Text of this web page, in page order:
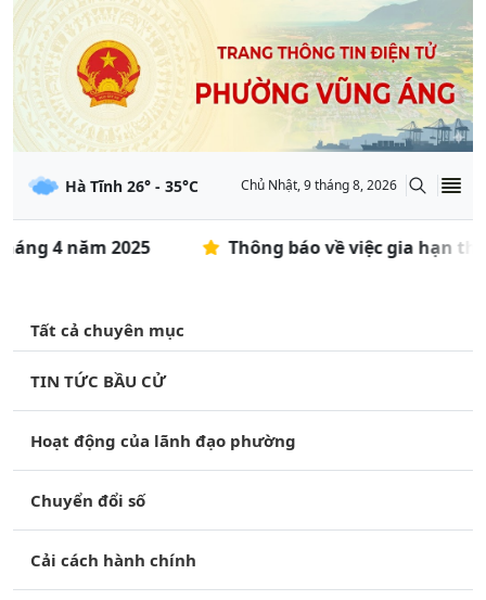
Hà Tĩnh 26° - 35°C Chủ Nhật, 9 tháng 8, 2026
4 năm 2025 Thông báo về việc gia hạn
Tất cả chuyên mục
TIN TỨC BẦU CỬ
Hoạt động của lãnh đạo phường
Chuyển đổi số
Cải cách hành chính